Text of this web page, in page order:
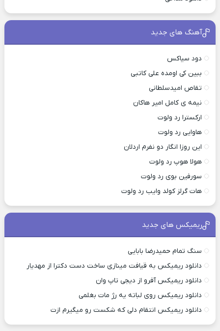
آهنگ های جدید
دود سیاکس
ببین کی اومده علی کاتبی
تقاص امیدسلطانی
نیمه ی کامل امیر هاکان
ارکسترا رد ولوت
هاوایی رد ولوت
این روزا انگار دو نفرم اردلان
هولا هوپ رد ولوت
سورفین بوی رد ولوت
هات گرلز کولد وایب رد ولوت
ریمیکس های جدید
سنگ تمام حمیدرضا بابایی
دانلود ریمیکس به قیافت مینازی ساخت دست دکترا از مهدیار
دانلود ریمیکس آفرو از ديجی تاپ وان
دانلود ریمیکس روی لباته یه رژ مات بغلمی
دانلود ریمیکس انتقام دلی که شکست رو میگیرم ازت